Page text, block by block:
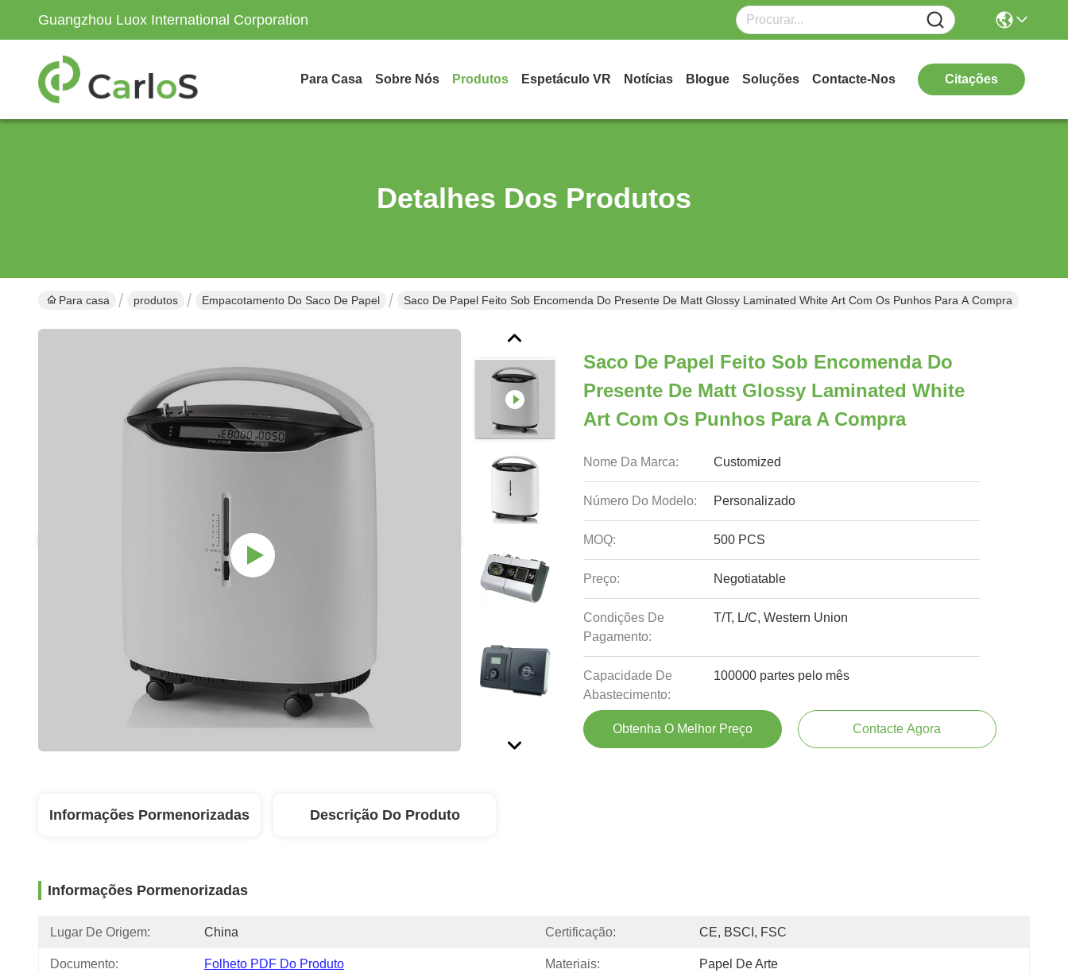
Guangzhou Luox International Corporation
Para Casa Sobre Nós Produtos Espetáculo VR Notícias Blogue Soluções Contacte-Nos Citações
Detalhes Dos Produtos
Para casa produtos Empacotamento Do Saco De Papel Saco De Papel Feito Sob Encomenda Do Presente De Matt Glossy Laminated White Art Com Os Punhos Para A Compra
Saco De Papel Feito Sob Encomenda Do
Presente De Matt Glossy Laminated White
Art Com Os Punhos Para A Compra
Nome Da Marca: Customized
Número Do Modelo: Personalizado
MOQ: 500 PCS
Preço: Negotiatable
Condições De
Pagamento:
T/T, L/C, Western Union
Capacidade De
Abastecimento:
100000 partes pelo mês
Obtenha O Melhor Preço Contacte Agora
Informações Pormenorizadas Descrição Do Produto
Informações Pormenorizadas
Lugar De Origem: China Certificação: CE, BSCI, FSC
Documento: Folheto PDF Do Produto Materiais: Papel De Arte